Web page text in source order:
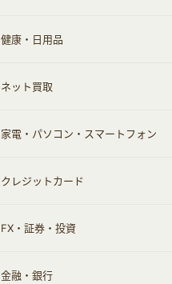
インナー・下着
スーツ・フォーマル
グルメ
お酒
食材宅配
ウォーターサーバー
すべて見る
ヘアケア
エステ・サロン
メンズ美容
健康・日用品
すべて見る
スポーツ・フィットネス
日用品・薬局・からだ
ネット買取
すべて見る
ネット買取
家電・パソコン・スマートフォン
すべて見る
家電・パソコン・ソフトウェア
通信・レンタルサーバー
クレジットカード
すべて見る
クレジットカード
FX・証券・投資
すべて見る
金融・銀行